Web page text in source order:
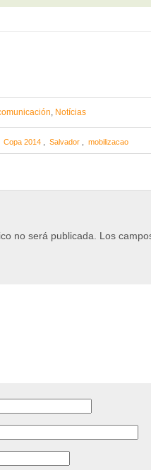
, Notícias
Copa 2014 Salvador mobilizacao
no será publicada.
Los